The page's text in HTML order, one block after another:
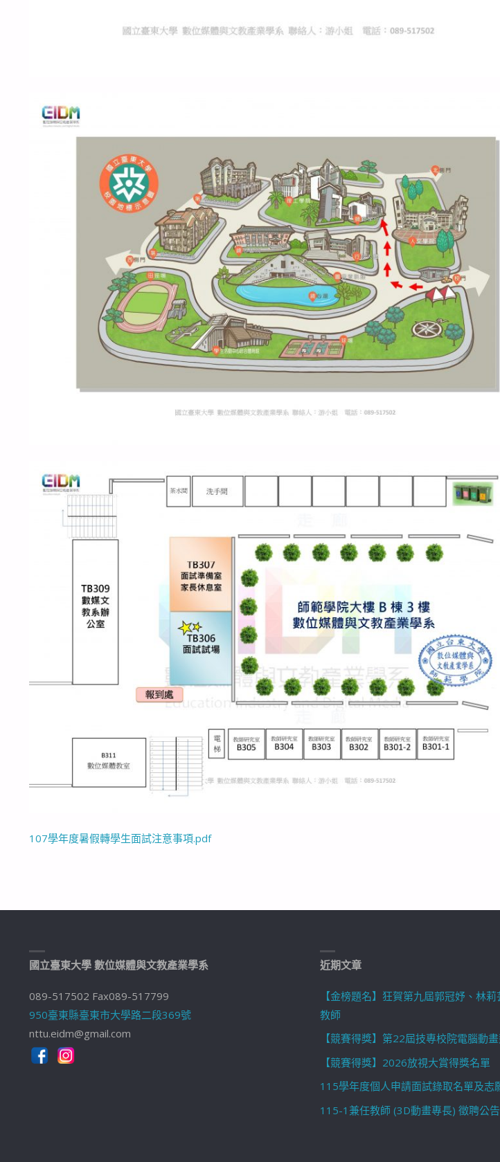
107學年度暑假轉學生面試注意事項.pdf
國立臺東大學 數位媒體與文教產業學系
089-517502 Fax089-517799
950臺東縣臺東市大學路二段369號
nttu.eidm@gmail.com
近期文章
【金榜題名】狂賀第九屆郭冠妤、林
教師
【競賽得獎】第22屆技專校院電腦動
【競賽得獎】2026放視大賞得獎名單
115學年度個人申請面試錄取名單及志
115-1兼任教師 (3D動畫專長) 徵聘公告